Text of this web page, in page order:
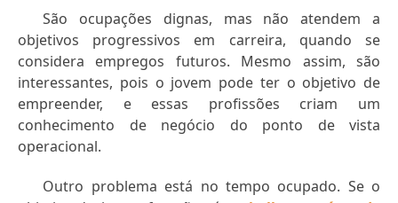
São ocupações dignas, mas não atendem a
objetivos progressivos em carreira, quando se
considera empregos futuros. Mesmo assim, são
interessantes, pois o jovem pode ter o objetivo de
empreender, e essas profissões criam um
conhecimento de negócio do ponto de vista
operacional.
Outro problema está no tempo ocupado. Se o